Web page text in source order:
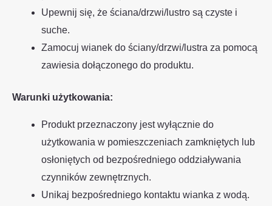
Upewnij się, że ściana/drzwi/lustro są czyste i
suche.
Zamocuj wianek do ściany/drzwi/lustra za pomocą
zawiesia dołączonego do produktu.
Warunki użytkowania:
Produkt przeznaczony jest wyłącznie do
użytkowania w pomieszczeniach zamkniętych lub
osłoniętych od bezpośredniego oddziaływania
czynników zewnętrznych.
Unikaj bezpośredniego kontaktu wianka z wodą.